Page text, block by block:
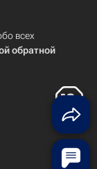
всех
обратной